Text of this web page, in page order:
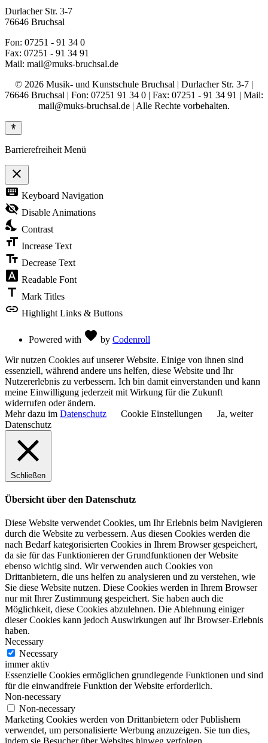
Durlacher Str. 3-7
76646 Bruchsal
Fon: 07251 - 91 34 0
Fax: 07251 - 91 34 91
Mail: mail@muks-bruchsal.de
© 2026 Musik- und Kunstschule Bruchsal | Durlacher Str. 3-7 |
76646 Bruchsal | Fon: 07251 91 34 0 | Fax: 07251 - 91 34 91 | Mail:
mail@muks-bruchsal.de | Alle Rechte vorbehalten.
Barrierefreiheit Menü
close
Toggle
the
visibility
of
Accessibility
Toolbar
keyboard Keyboard Navigation
visibility_off Disable Animations
nights_stay Contrast
format_size Increase Text
text_fields Decrease Text
font_download Readable Font
title Mark Titles
link Highlight Links & Buttons
Powered with favorite by Codenroll
Wir nutzen Cookies auf unserer Website. Einige von ihnen sind
essenziell, während andere uns helfen, diese Website und Ihr
Nutzererlebnis zu verbessern. Ich bin damit einverstanden und kann
meine Einwilligung jederzeit mit Wirkung für die Zukunft
widerrufen oder ändern.
Mehr dazu im Datenschutz Cookie Einstellungen
Ja, weiter
Datenschutz
Schließen
Übersicht über den Datenschutz
Diese Website verwendet Cookies, um Ihr Erlebnis beim Navigieren
durch die Website zu verbessern. Aus diesen Cookies werden die
nach Bedarf kategorisierten Cookies in Ihrem Browser gespeichert,
da sie für das Funktionieren der Grundfunktionen der Website
ebenso wichtig sind. Wir verwenden auch Cookies von
Drittanbietern, die uns helfen zu analysieren und zu verstehen, wie
Sie diese Website nutzen. Diese Cookies werden in Ihrem Browser
nur mit Ihrer Zustimmung gespeichert. Sie haben auch die
Möglichkeit, diese Cookies abzulehnen. Die Ablehnung einiger
dieser Cookies kann jedoch Auswirkungen auf Ihr Browser-Erlebnis
haben.
Necessary
Necessary
immer aktiv
Essenzielle Cookies ermöglichen grundlegende Funktionen und sind
für die einwandfreie Funktion der Website erforderlich.
Non-necessary
Non-necessary
Marketing Cookies werden von Drittanbietern oder Publishern
verwendet, um personalisierte Werbung anzuzeigen. Sie tun dies,